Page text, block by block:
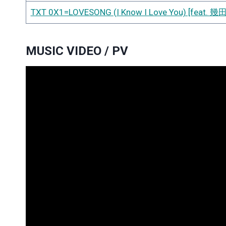
TXT 0X1=LOVESONG (I Know I Love You) [feat. 幾
MUSIC VIDEO / PV